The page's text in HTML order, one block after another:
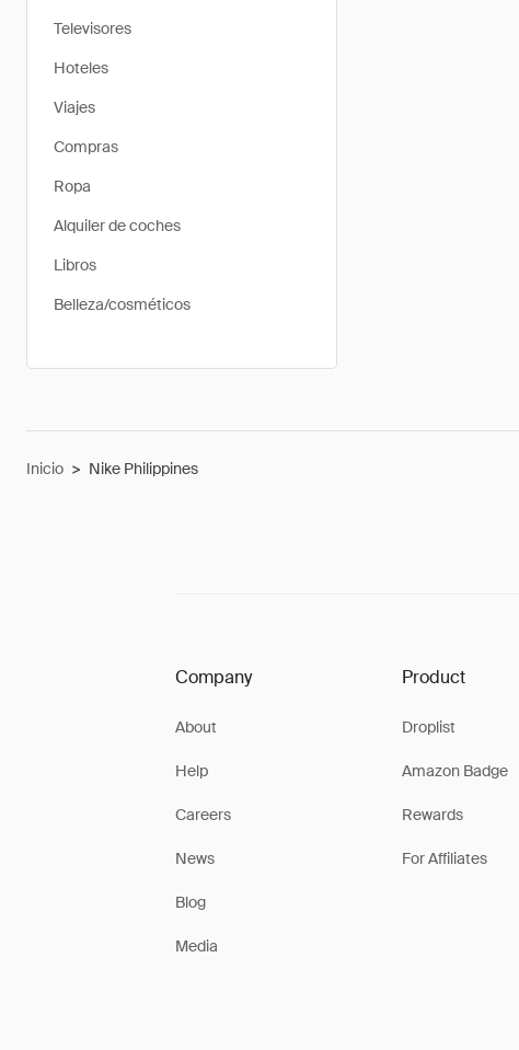
Televisores
Hoteles
Viajes
Compras
Ropa
Alquiler de coches
Libros
Belleza/cosméticos
Inicio > Nike Philippines
Company
About
Help
Careers
News
Blog
Media
Product
Droplist
Amazon Badge
Rewards
For Affiliates